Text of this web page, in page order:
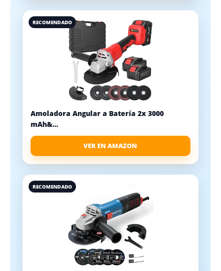
RECOMENDADO
Amoladora Angular a Batería 2x 3000
mAh&...
VER EN AMAZON
RECOMENDADO